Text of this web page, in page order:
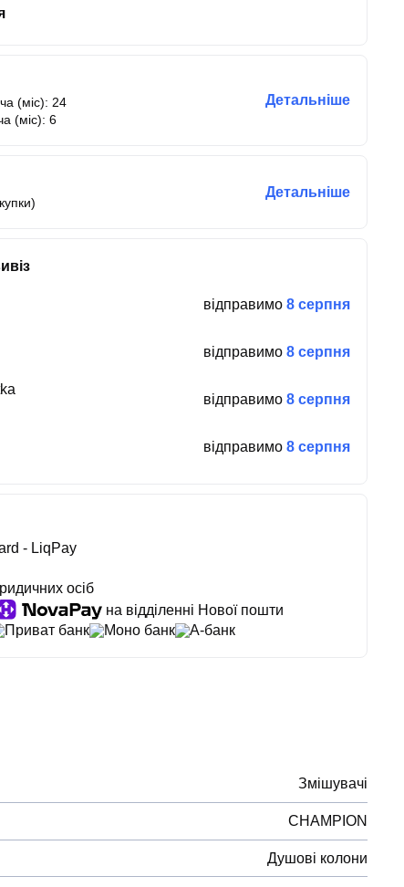
(міс): 24
(міс): 6
Детальніше
Детальніше
відправимо 8 серпня
відправимо 8 серпня
відправимо 8 серпня
відправимо 8 серпня
- LiqPay
осіб
на відділенні Нової пошти
Приват банк Моно банк А-банк
Змішувачі
CHAMPION
Душові колони